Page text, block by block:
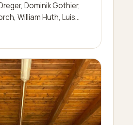
Dominik Gothier,
William Huth, Luis
Nils Bai…